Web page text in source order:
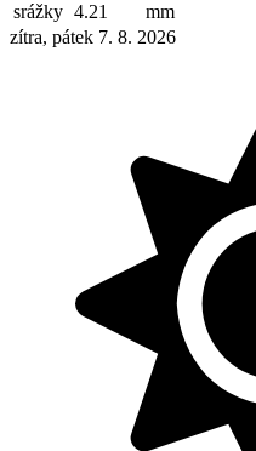
srážky 4.21
mm
zítra, pátek 7. 8. 2026